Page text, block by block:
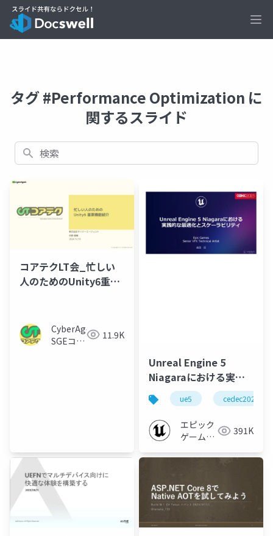
タグ #Performance Optimization に
関するスライド
検索
コアテクLT会_忙しい
人のためのUnity6重要
CyberAgent
SGEコア
11.9K
Unreal Engine 5
Niagaraにおける実践
的な最適化とスケーラ
ビリティ【CEDEC
2023】
ue5 cedec2023
エピック
ゲームズ
391K